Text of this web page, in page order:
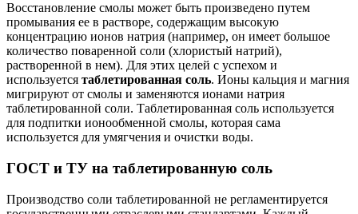
Восстановление смолы может быть произведено путем
промывания ее в растворе, содержащим высокую
концентрацию ионов натрия (например, он имеет большое
количество поваренной соли (хлористый натрий),
растворенной в нем). Для этих целей с успехом и
используется таблетированная соль. Ионы кальция и магния
мигрируют от смолы и заменяются ионами натрия
таблетированной соли. Таблетированная соль используется
для подпитки ионообменной смолы, которая сама
используется для умягчения и очистки воды.
ГОСТ и ТУ на таблетированную соль
Производство соли таблетированной не регламентируется